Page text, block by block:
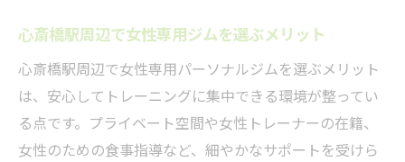
心斎橋駅周辺で女性専用ジムを選ぶメリット
心斎橋駅周辺で女性専用パーソナルジムを選ぶメリット
は、安心してトレーニングに集中できる環境が整ってい
る点です。プライベート空間や女性トレーナーの在籍、
女性のための食事指導など、細やかなサポートを受けら